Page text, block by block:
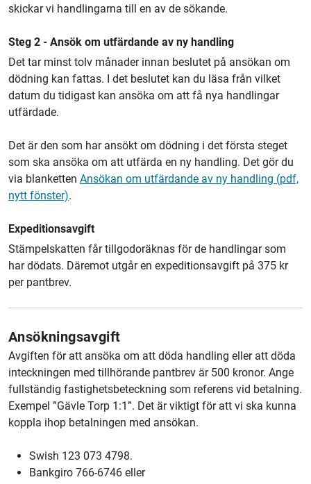
skickar vi handlingarna till en av de sökande.
Steg 2 - Ansök om utfärdande av ny handling
Det tar minst tolv månader innan beslutet på ansökan om
dödning kan fattas. I det beslutet kan du läsa från vilket
datum du tidigast kan ansöka om att få nya handlingar
utfärdade.
Det är den som har ansökt om dödning i det första steget
som ska ansöka om att utfärda en ny handling. Det gör du
via blanketten Ansökan om utfärdande av ny handling (pdf,
nytt fönster).
Expeditionsavgift
Stämpelskatten får tillgodoräknas för de handlingar som
har dödats. Däremot utgår en expeditionsavgift på 375 kr
per pantbrev.
Ansökningsavgift
Avgiften för att ansöka om att döda handling eller att döda
inteckningen med tillhörande pantbrev är 500 kronor. Ange
fullständig fastighetsbeteckning som referens vid betalning.
Exempel ”Gävle Torp 1:1”. Det är viktigt för att vi ska kunna
koppla ihop betalningen med ansökan.
Swish 123 073 4798.
Bankgiro 766-6746 eller